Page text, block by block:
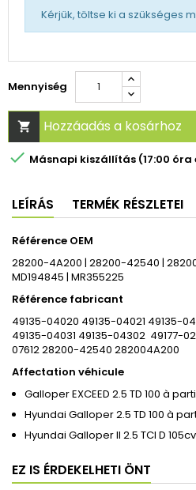
Kérjük, töltse ki a szükséges
Mennyiség
 Hozzáadás a kosárhoz
 Másnapi kiszállítás (17:00
LEÍRÁS TERMÉK RÉSZLETEI
Référence OEM
28200-4A200 | 28200-42540 |
MD194845 | MR355225
Référence fabricant
49135-04020 49135-04021 49135-
49135-04031 49135-04302 49177-
07612 28200-42540 282004A200
Affectation véhicule
Galloper EXCEED 2.5 TD 100 à
Hyundai Galloper 2.5 TD 100 à
Hyundai Galloper II 2.5 TCI D 105cv
EZ IS ÉRDEKELHETI ÖNT